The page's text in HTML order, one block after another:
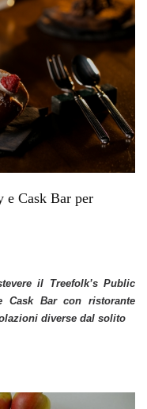
e Cask Bar per
il Treefolk’s Public
Bar con ristorante
diverse dal solito